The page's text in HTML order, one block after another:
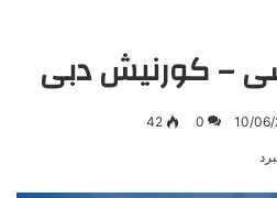
– کورنیش دبی
10/
0
42